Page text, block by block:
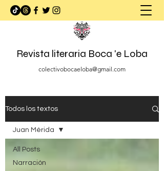
Revista literaria Boca 'e Loba
colectivobocaeloba@gmail.com
Todos los textos
All Posts
Narración
Juan Mérida